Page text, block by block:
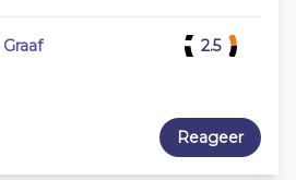
2.5
Reageer